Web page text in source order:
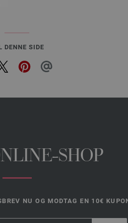
DENNE SIDE
SHOP
NU OG MODTAG EN 10€